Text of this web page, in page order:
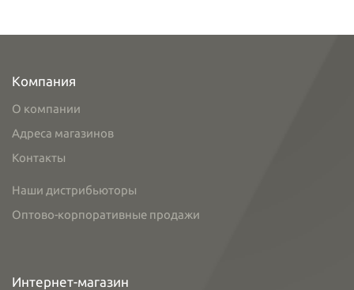
Компания
О компании
Адреса магазинов
Контакты
Наши дистрибьюторы
Оптово-корпоративные продажи
Интернет-магазин